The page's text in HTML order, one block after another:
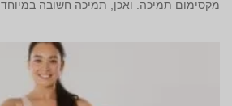
מקסימום תמיכה. ואכן, תמיכה חשובה במיוחד